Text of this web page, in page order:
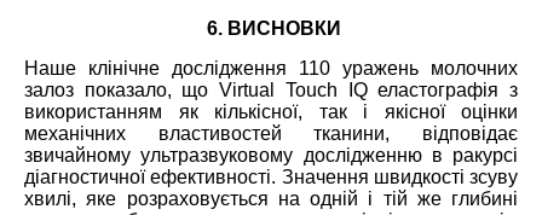
6. ВИСНОВКИ
Наше клінічне дослідження 110 уражень молочних
залоз показало, що Virtual Touch IQ еластографія з
використанням як кількісної, так і якісної оцінки
механічних властивостей тканини, відповідає
звичайному ультразвуковому дослідженню в ракурсі
діагностичної ефективності. Значення швидкості зсуву
хвилі, яке розраховується на одній і тій же глибині